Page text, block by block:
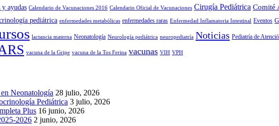
y ayudas Calendario de Vacunaciones 2016 Calendario Oficial de Vacunaciones Cirugía Pediátrica Comité
pediátrica enfermedades metabólicas enfermedades raras Enfermedad Inflamatoria Intestinal Eventos
lactancia materna Neonatología Neurología pediátrica neuropediatría Noticias Pediatría de
vacuna de la Gripe vacuna de la Tos Ferina vacunas VIH VPH
Neonatología 28 julio, 2026
Pediátrica 3 julio, 2026
Plus 16 junio, 2026
2026 2 junio, 2026